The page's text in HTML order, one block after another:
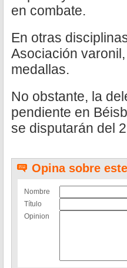
en combate.
En otras
Asociación
medallas.
No obstante, la
pendiente en
se disputarán del
Opina sobre
Nombre
Título
Opinion